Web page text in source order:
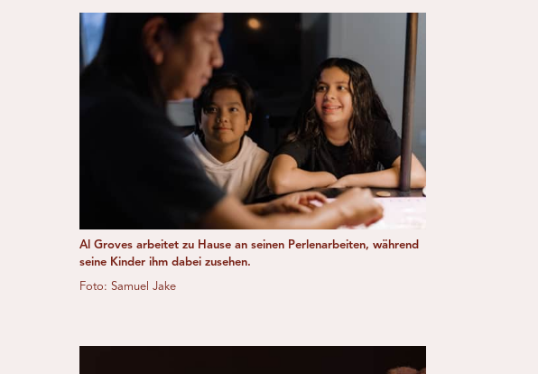
Al Groves arbeitet zu Hause an seinen Perlenarbeiten, während
seine Kinder ihm dabei zusehen.
Foto: Samuel Jake